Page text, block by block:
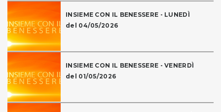
INSIEME CON IL BENESSERE - LUNEDÌ
del 04/05/2026
INSIEME CON IL BENESSERE - VENERDÌ
del 01/05/2026